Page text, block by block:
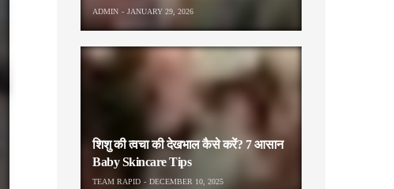
ADMIN JANUARY 29, 2026
शिशु की त्वचा की देखभाल कैसे करें? 7 आसान
Baby Skincare Tips
TEAM RAPID DECEMBER 10, 2025